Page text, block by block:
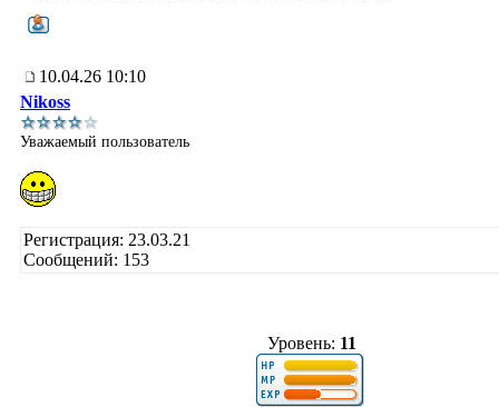
10.04.26 10:10
Nikoss
Уважаемый пользователь
Регистрация: 23.03.21
Сообщений: 153
Уровень: 11